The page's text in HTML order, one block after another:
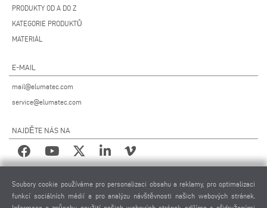
PRODUKTY OD A DO Z
KATEGORIE PRODUKTŮ
MATERIÁL
E-MAIL
mail@elumatec.com
service@elumatec.com
NAJDĚTE NÁS NA
PRÁVNÍ UPOZORNĚNÍ
IMPRESUM
Soubory cookie používáme pro personalizaci obsahu a reklamy, pro optimalizaci
funkcí sociálních médií a pro analýzu návštěvnosti našich webových stránek.